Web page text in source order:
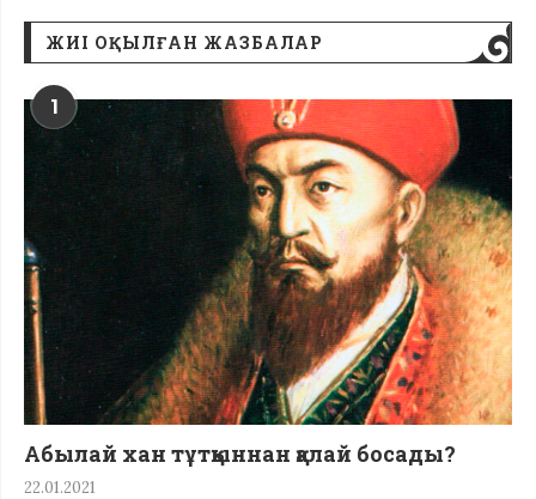
ЖИІ ОҚЫЛҒАН ЖАЗБАЛАР
1
Абылай хан тұтқыннан қалай босады?
22.01.2021